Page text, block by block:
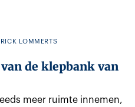
RICK LOMMERTS
de klepbank van
meer ruimte innemen,